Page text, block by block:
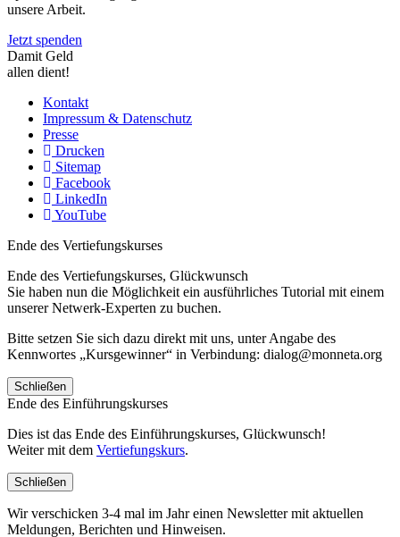
unsere Arbeit.
Jetzt spenden
Damit Geld
allen dient!
Kontakt
Impressum & Datenschutz
Presse
Drucken
Sitemap
Facebook
LinkedIn
YouTube
Ende des Vertiefungskurses
Ende des Vertiefungskurses, Glückwunsch
Sie haben nun die Möglichkeit ein ausführliches Tutorial mit einem
unserer Netwerk-Experten zu buchen.
Bitte setzen Sie sich dazu direkt mit uns, unter Angabe des
Kennwortes „Kursgewinner“ in Verbindung: dialog@monneta.org
Schließen
Ende des Einführungskurses
Dies ist das Ende des Einführungskurses, Glückwunsch!
Weiter mit dem Vertiefungskurs.
Schließen
Wir verschicken 3-4 mal im Jahr einen Newsletter mit aktuellen
Meldungen, Berichten und Hinweisen.